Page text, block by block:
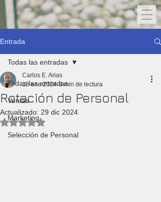
Entrada
Todas las entradas
Ventas
Marketing
Selección de Personal
Todas las entradas
Rotación de Personal
Carlos E. Arias
18 ene 2024 3 min de lectura
Actualizado: 29 dic 2024
Obtuvo NaN de 5 estrellas.